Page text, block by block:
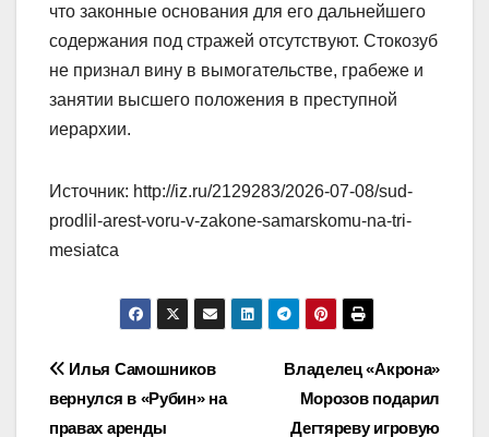
что законные основания для его дальнейшего
содержания под стражей отсутствуют. Стокозуб
не признал вину в вымогательстве, грабеже и
занятии высшего положения в преступной
иерархии.
Источник: http://iz.ru/2129283/2026-07-08/sud-
prodlil-arest-voru-v-zakone-samarskomu-na-tri-
mesiatca
Навигация
по
Владелец «Акрона»
Морозов подарил
Дегтяреву игровую
Илья Самошников
вернулся в «Рубин» на
правах аренды